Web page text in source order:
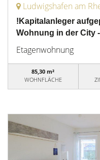
Ludwigshafen am
!Kapitalanleger
Wohnung in der City
Etagenwohnung
85,30 m²
WOHNFLÄCHE